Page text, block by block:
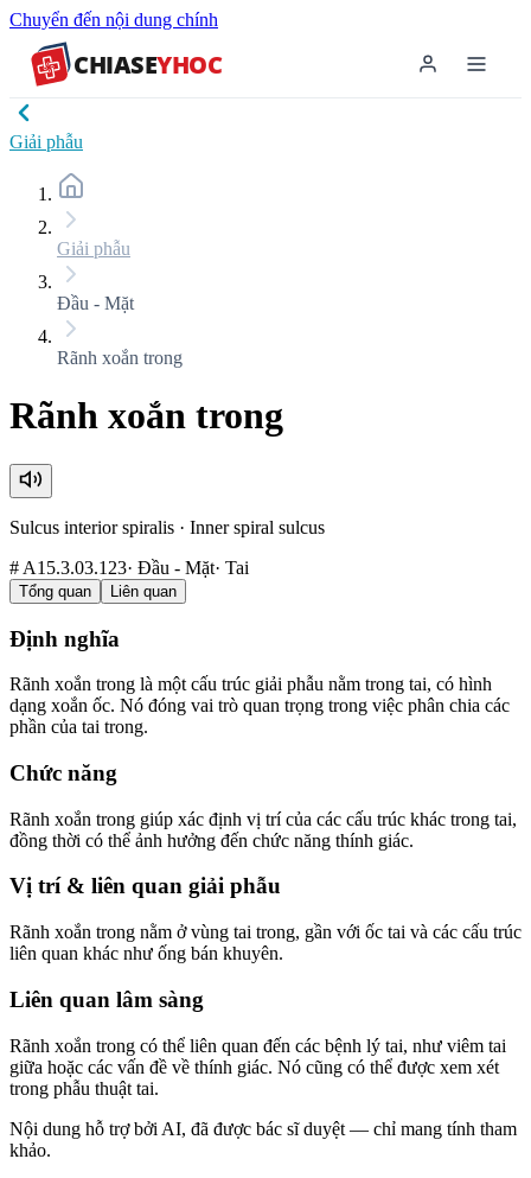
Chuyển đến nội dung chính
CHIASEYHOC
Giải phẫu
Giải phẫu
Đầu - Mặt
Rãnh xoắn trong
Rãnh xoắn trong
Sulcus interior spiralis · Inner spiral sulcus
# A15.3.03.123· Đầu - Mặt· Tai
Tổng quan Liên quan
Định nghĩa
Rãnh xoắn trong là một cấu trúc giải phẫu nằm trong tai, có hình
dạng xoắn ốc. Nó đóng vai trò quan trọng trong việc phân chia các
phần của tai trong.
Chức năng
Rãnh xoắn trong giúp xác định vị trí của các cấu trúc khác trong tai,
đồng thời có thể ảnh hưởng đến chức năng thính giác.
Vị trí & liên quan giải phẫu
Rãnh xoắn trong nằm ở vùng tai trong, gần với ốc tai và các cấu trúc
liên quan khác như ống bán khuyên.
Liên quan lâm sàng
Rãnh xoắn trong có thể liên quan đến các bệnh lý tai, như viêm tai
giữa hoặc các vấn đề về thính giác. Nó cũng có thể được xem xét
trong phẫu thuật tai.
Nội dung hỗ trợ bởi AI, đã được bác sĩ duyệt — chỉ mang tính tham
khảo.